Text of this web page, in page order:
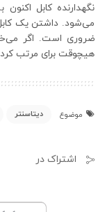
نگهدارنده کابل
می‌شود. داشتن یک
ضروری است. اگر
هیچوقت برای مرتب
موضوع دیتاسنتر
اشتراک در